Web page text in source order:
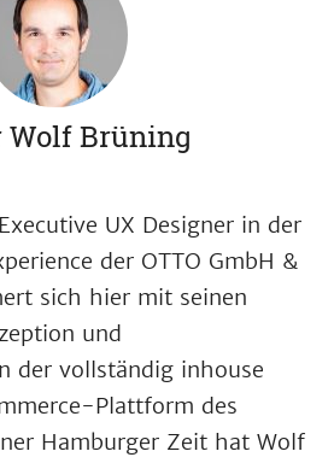
Wolf Brüning
UX Designer in der
der OTTO GmbH &
sich hier mit seinen
und
der vollständig inhouse
Plattform des
Hamburger Zeit hat Wolf